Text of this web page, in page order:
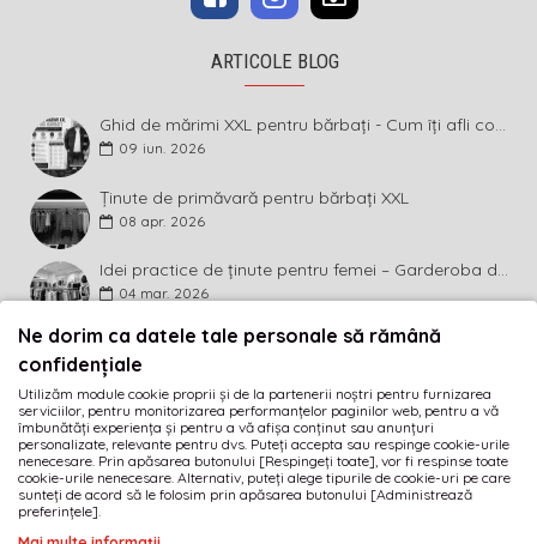
ARTICOLE BLOG
Ghid de mărimi XXL pentru bărbați - Cum îți afli corect măsura și ce înseamnă diferența dintre mărimi
09 iun. 2026
Ținute de primăvară pentru bărbați XXL
08 apr. 2026
Idei practice de ținute pentru femei – Garderoba de primăvară 2026 în mărimi mari
04 mar. 2026
BULETIN INFORMATIV
Abonează-te la buletinul informativ și fii primul care
descoperă ultimele noutăți și cele mai atractive promoții!
MĂ ABONEZ
Am citit şi sunt de acord cu
Ne dorim ca datele tale personale să rămână
confidențiale
Utilizăm module cookie proprii și de la partenerii noștri pentru furnizarea
serviciilor, pentru monitorizarea performanțelor paginilor web, pentru a vă
îmbunătăți experiența și pentru a vă afișa conținut sau anunțuri
personalizate, relevante pentru dvs. Puteți accepta sau respinge cookie-urile
nenecesare. Prin apăsarea butonului [Respingeți toate], vor fi respinse toate
cookie-urile nenecesare. Alternativ, puteți alege tipurile de cookie-uri pe care
sunteți de acord să le folosim prin apăsarea butonului [Administrează
preferințele].